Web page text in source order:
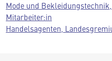
Mode und
Mitarbeiter:in
Handelsagenten,